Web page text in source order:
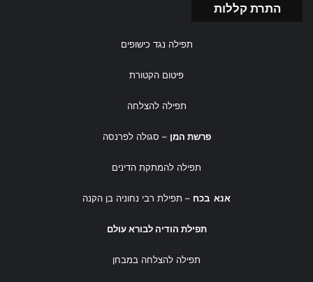
התרת קללות
תפילה נגד כישופים
פיטום הקטורת
תפילה להצלחה
פרשת המן – סגולה לפרנסה
תפילה להמתקת הדינים
אנא בכח – תפילת רבי נחוניה בן הקנה
תפילת הודיה לבורא עולם
תפילה להצלחה במבחן